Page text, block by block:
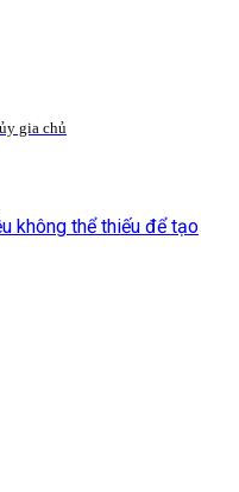
gia chủ
không thể thiếu để tạo